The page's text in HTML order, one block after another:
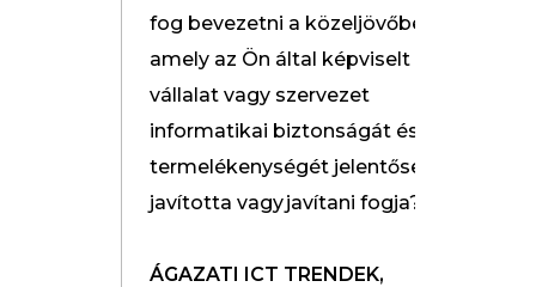
fog bevezetni a közeljövőben,
amely az Ön által képviselt
vállalat vagy szervezet
informatikai biztonságát és
termelékenységét jelentősen
javította vagy javítani fogja?
ÁGAZATI ICT TRENDEK,